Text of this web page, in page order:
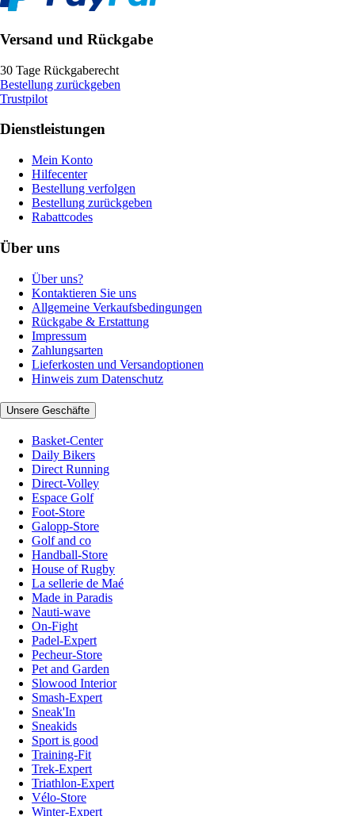
Versand und Rückgabe
30 Tage Rückgaberecht
Bestellung zurückgeben
Trustpilot
Dienstleistungen
Mein Konto
Hilfecenter
Bestellung verfolgen
Bestellung zurückgeben
Rabattcodes
Über uns
Über uns?
Kontaktieren Sie uns
Allgemeine Verkaufsbedingungen
Rückgabe & Erstattung
Impressum
Zahlungsarten
Lieferkosten und Versandoptionen
Hinweis zum Datenschutz
Unsere Geschäfte
Basket-Center
Daily Bikers
Direct Running
Direct-Volley
Espace Golf
Foot-Store
Galopp-Store
Golf and co
Handball-Store
House of Rugby
La sellerie de Maé
Made in Paradis
Nauti-wave
On-Fight
Padel-Expert
Pecheur-Store
Pet and Garden
Slowood Interior
Smash-Expert
Sneak'In
Sneakids
Sport is good
Training-Fit
Trek-Expert
Triathlon-Expert
Vélo-Store
Winter-Expert